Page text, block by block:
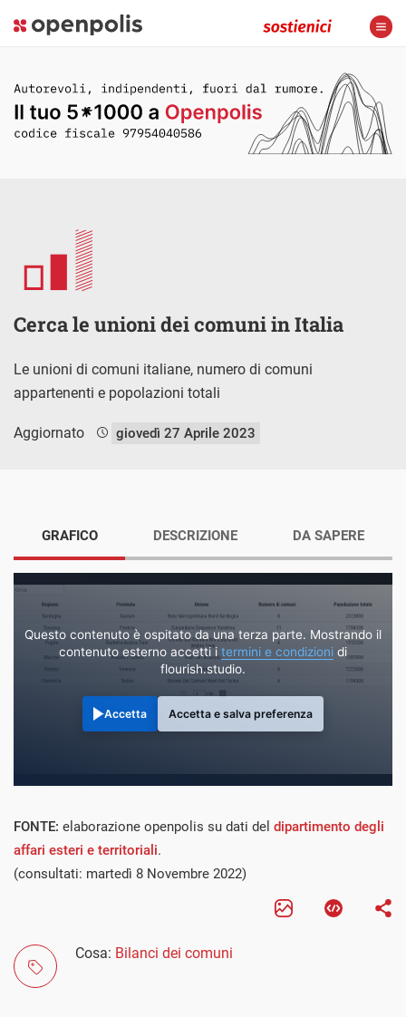
Cerca le unioni dei comuni in Italia
Le unioni di comuni italiane, numero di comuni
appartenenti e popolazioni totali
Aggiornato giovedì 27 Aprile 2023
GRAFICO
Questo contenuto è ospitato da una terza parte. Mostrando il
contenuto esterno accetti i termini e condizioni di
flourish.studio.
Accetta Accetta e salva preferenza
DESCRIZIONE DA SAPERE
FONTE: elaborazione openpolis su dati del dipartimento degli
affari esteri e territoriali.
(consultati: martedì 8 Novembre 2022)
Cosa: Bilanci dei comuni